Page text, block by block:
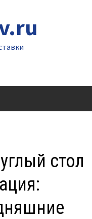
стол